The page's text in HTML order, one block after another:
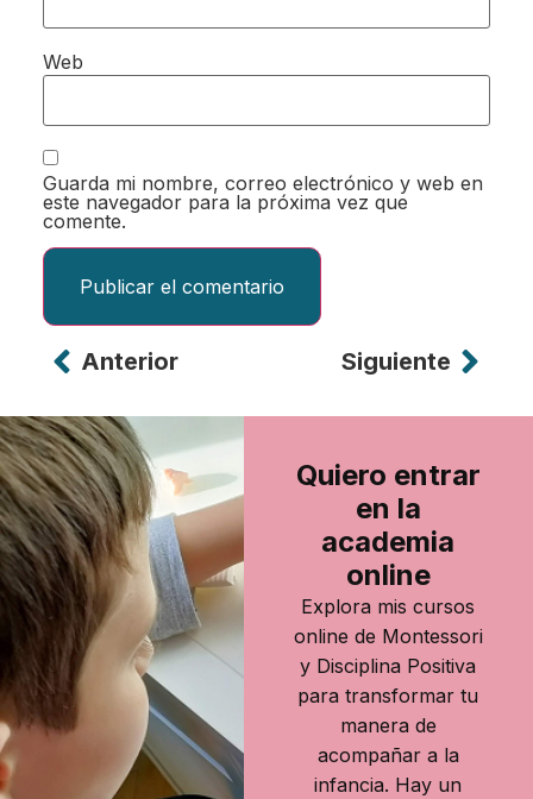
Web
Guarda mi nombre, correo electrónico y web en
este navegador para la próxima vez que
comente.
Alternative:
Anterior Siguiente
Quiero entrar
en la
academia
online
Explora mis cursos
online de Montessori
y Disciplina Positiva
para transformar tu
manera de
acompañar a la
infancia. Hay un